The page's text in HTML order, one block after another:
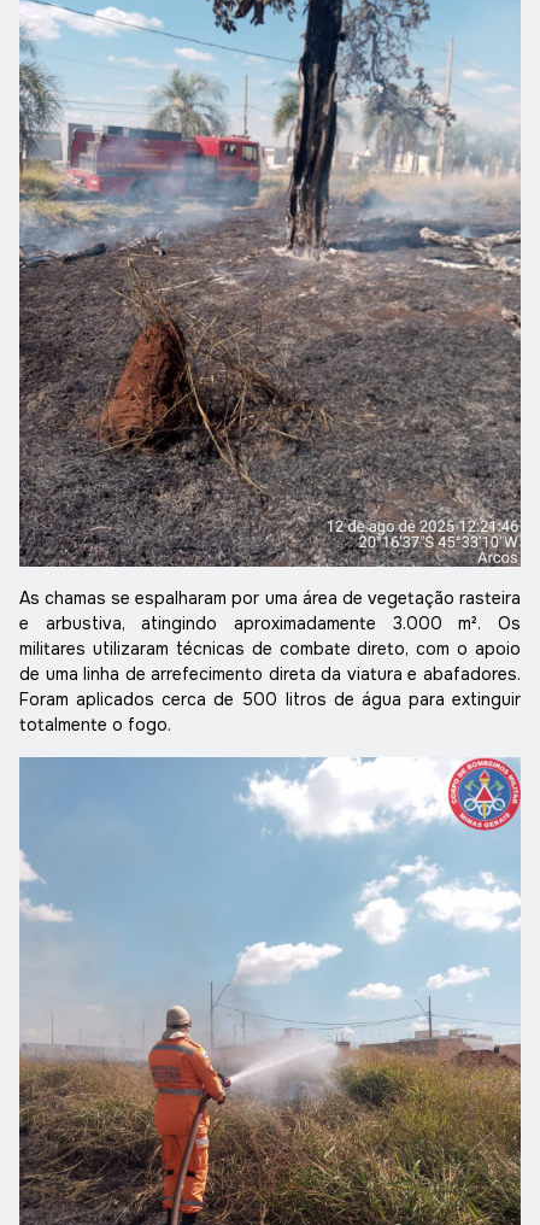
As chamas se espalharam por uma área de vegetação rasteira
e arbustiva, atingindo aproximadamente 3.000 m². Os
militares utilizaram técnicas de combate direto, com o apoio
de uma linha de arrefecimento direta da viatura e abafadores.
Foram aplicados cerca de 500 litros de água para extinguir
totalmente o fogo.